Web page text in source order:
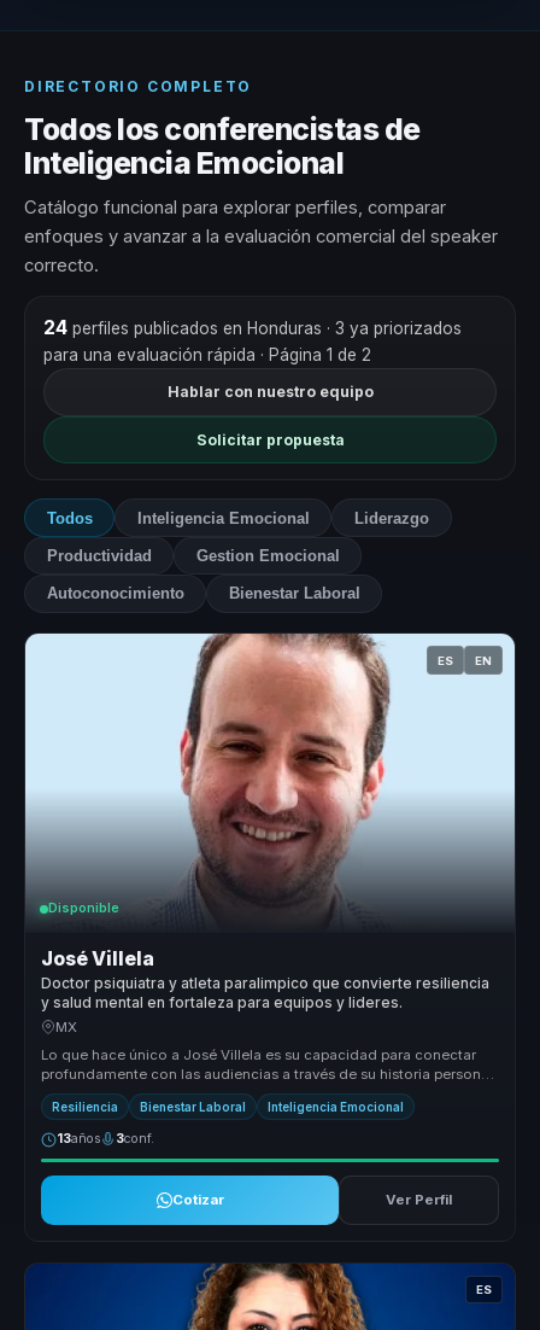
DIRECTORIO COMPLETO
Todos los conferencistas de
Inteligencia Emocional
Catálogo funcional para explorar perfiles, comparar
enfoques y avanzar a la evaluación comercial del speaker
correcto.
24perfiles publicados en Honduras · 3 ya priorizados
para una evaluación rápida · Página 1 de 2
Hablar con nuestro equipo
Solicitar propuesta
Todos Inteligencia Emocional Liderazgo
Productividad Gestion Emocional
Autoconocimiento Bienestar Laboral
ES EN
Disponible
José Villela
Doctor psiquiatra y atleta paralimpico que convierte resiliencia
y salud mental en fortaleza para equipos y lideres.
MX
Lo que hace único a José Villela es su capacidad para conectar
profundamente con las audiencias a través de su historia personal
de super...
Resiliencia Bienestar Laboral Inteligencia Emocional
13años 3conf.
Cotizar Ver Perfil
ES